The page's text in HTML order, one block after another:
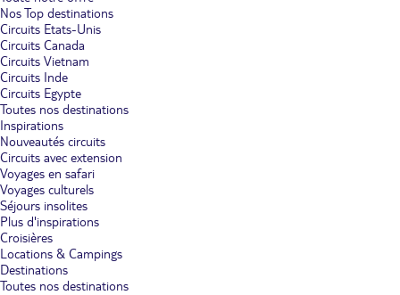
Nos Top destinations
Circuits Etats-Unis
Circuits Canada
Circuits Vietnam
Circuits Inde
Circuits Egypte
Toutes nos destinations
Inspirations
Nouveautés circuits
Circuits avec extension
Voyages en safari
Voyages culturels
Séjours insolites
Plus d'inspirations
Croisières
Locations & Campings
Destinations
Toutes nos destinations